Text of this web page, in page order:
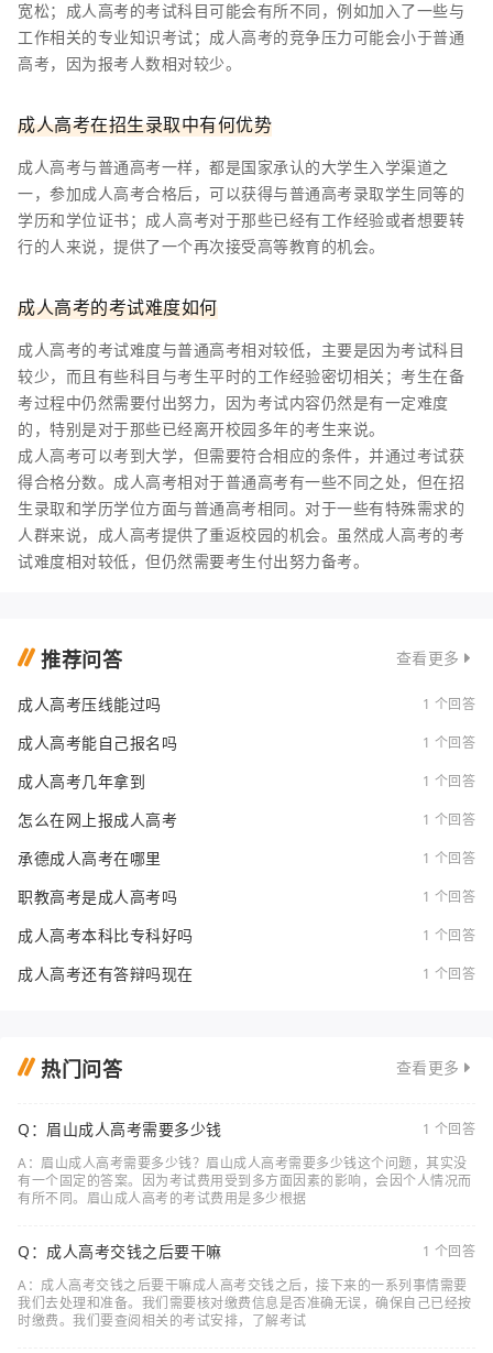
宽松；成人高考的考试科目可能会有所不同，例如加入了一些与
工作相关的专业知识考试；成人高考的竞争压力可能会小于普通
高考，因为报考人数相对较少。
成人高考在招生录取中有何优势
成人高考与普通高考一样，都是国家承认的大学生入学渠道之
一，参加成人高考合格后，可以获得与普通高考录取学生同等的
学历和学位证书；成人高考对于那些已经有工作经验或者想要转
行的人来说，提供了一个再次接受高等教育的机会。
成人高考的考试难度如何
成人高考的考试难度与普通高考相对较低，主要是因为考试科目
较少，而且有些科目与考生平时的工作经验密切相关；考生在备
考过程中仍然需要付出努力，因为考试内容仍然是有一定难度
的，特别是对于那些已经离开校园多年的考生来说。
成人高考可以考到大学，但需要符合相应的条件，并通过考试获
得合格分数。成人高考相对于普通高考有一些不同之处，但在招
生录取和学历学位方面与普通高考相同。对于一些有特殊需求的
人群来说，成人高考提供了重返校园的机会。虽然成人高考的考
试难度相对较低，但仍然需要考生付出努力备考。
推荐问答 查看更多
成人高考压线能过吗 1 个回答
成人高考能自己报名吗 1 个回答
成人高考几年拿到 1 个回答
怎么在网上报成人高考 1 个回答
承德成人高考在哪里 1 个回答
职教高考是成人高考吗 1 个回答
成人高考本科比专科好吗 1 个回答
成人高考还有答辩吗现在 1 个回答
热门问答 查看更多
Q：眉山成人高考需要多少钱
1 个回答
A：眉山成人高考需要多少钱？眉山成人高考需要多少钱这个问题，其实没
有一个固定的答案。因为考试费用受到多方面因素的影响，会因个人情况而
有所不同。眉山成人高考的考试费用是多少根据
Q：成人高考交钱之后要干嘛
1 个回答
A：成人高考交钱之后要干嘛成人高考交钱之后，接下来的一系列事情需要
我们去处理和准备。我们需要核对缴费信息是否准确无误，确保自己已经按
时缴费。我们要查阅相关的考试安排，了解考试